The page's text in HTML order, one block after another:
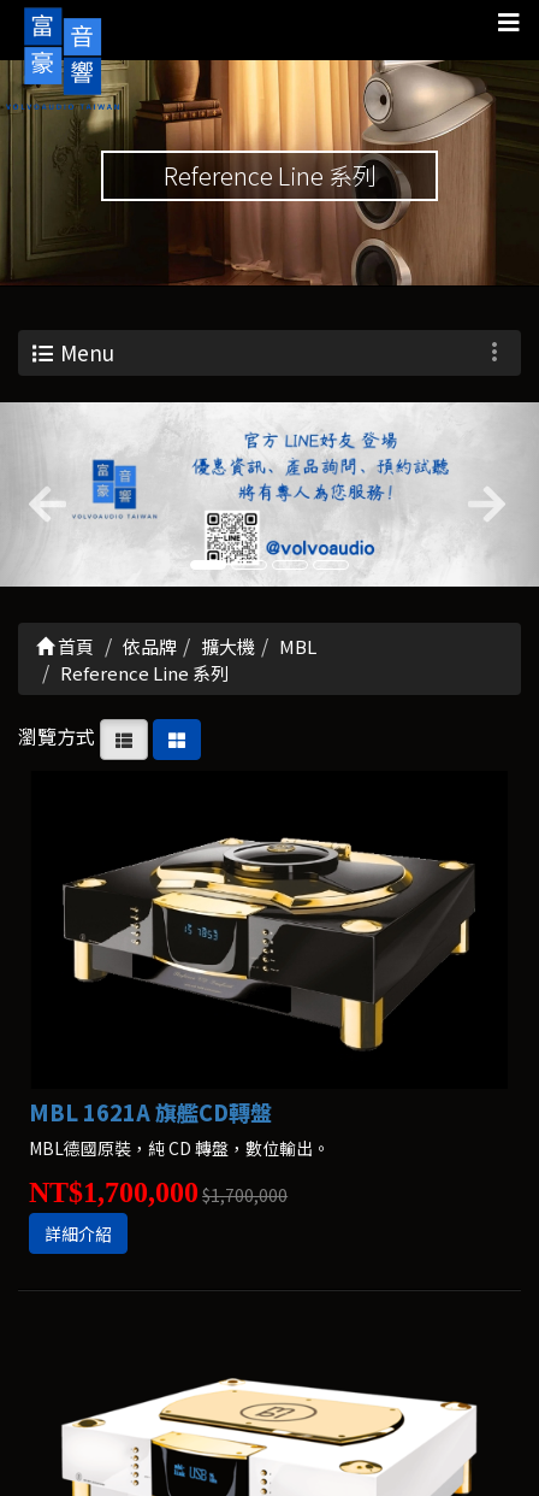
Reference Line 系列
Menu
首頁 依品牌 擴大機
MBL
Reference Line 系列
瀏覽方式
MBL 1621A 旗艦CD轉盤
MBL德國原裝，純 CD 轉盤，數位輸出。
NT$1,700,000 $1,700,000
詳細介紹